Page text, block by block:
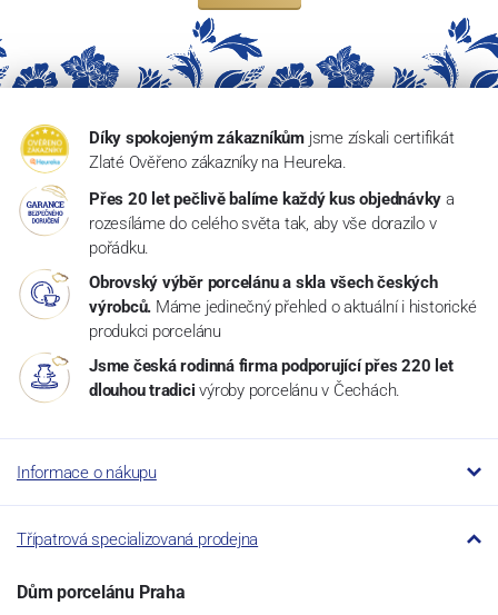
Díky spokojeným zákazníkům jsme získali certifikát
Zlaté Ověřeno zákazníky na Heureka.
Přes 20 let pečlivě balíme každý kus objednávky a
rozesíláme do celého světa tak, aby vše dorazilo v
pořádku.
Obrovský výběr porcelánu a skla všech českých
výrobců. Máme jedinečný přehled o aktuální i historické
produkci porcelánu
Jsme česká rodinná firma podporující přes 220 let
dlouhou tradici výroby porcelánu v Čechách.
Informace o nákupu
Třípatrová specializovaná prodejna
Dům porcelánu Praha